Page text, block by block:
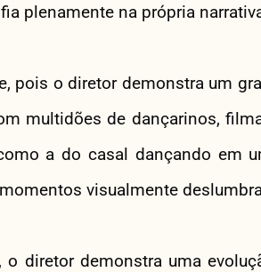
plenamente na própria
pois o diretor demonstra um
multidões de dançarinos,
a do casal dançando em
visualmente
o diretor demonstra uma